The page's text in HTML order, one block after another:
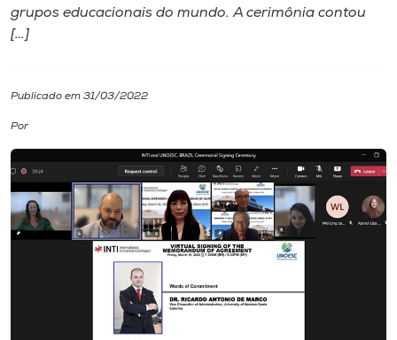
Diplomados
Biblioteca
Editora
grupos educacionais do mundo. A cerimônia contou
[…]
Publicado em 31/03/2022
Por